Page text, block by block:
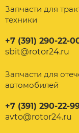
Запчасти для
техники
+7 (391) 290-22-
sbit@rotor24.ru
Запчасти для
автомобилей
+7 (391) 290-22-
avto@rotor24.ru